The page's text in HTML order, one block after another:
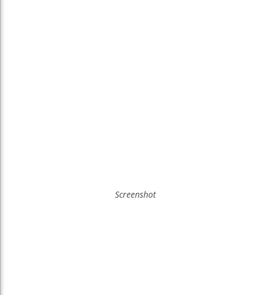
Screenshot